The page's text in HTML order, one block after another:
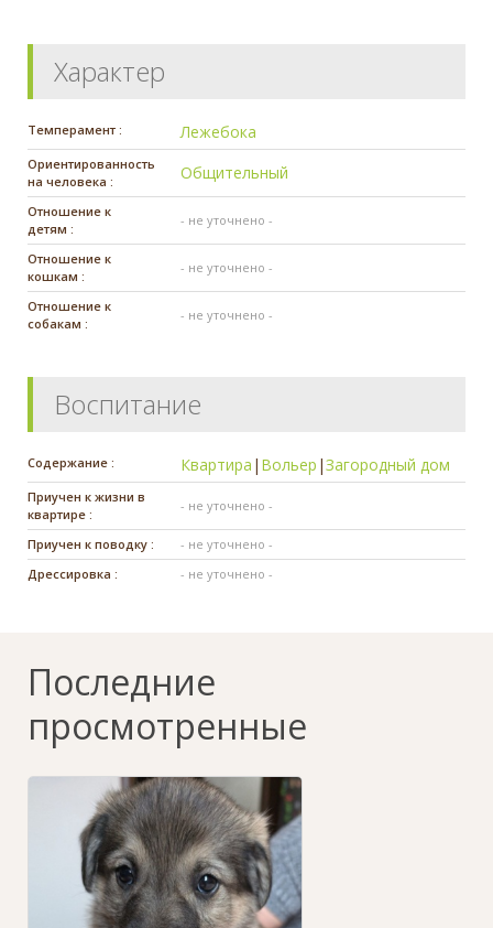
Характер
Темперамент : Лежебока
Ориентированность
на человека :
Общительный
Отношение к
детям :
- не уточнено -
Отношение к
кошкам :
- не уточнено -
Отношение к
собакам :
- не уточнено -
Воспитание
Содержание : Квартира | Вольер |Загородный дом
Приучен к жизни в
квартире :
- не уточнено -
Приучен к поводку :
- не уточнено -
Дрессировка :
- не уточнено -
Последние
просмотренные